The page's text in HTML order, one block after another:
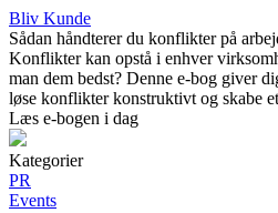
Bliv Kunde
Sådan håndterer du konflikter på
Konflikter kan opstå i enhver
man dem bedst? Denne e-bog giver
løse konflikter konstruktivt og skabe
Læs e-bogen i dag
Kategorier
PR
Events